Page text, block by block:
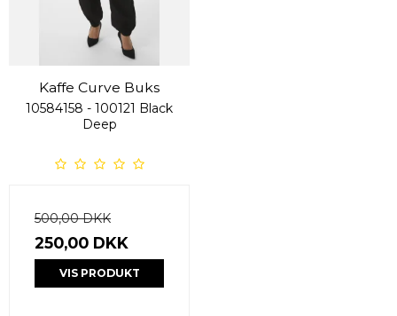
Kaffe Curve Buks
10584158 - 100121 Black
Deep
500,00 DKK
250,00 DKK
VIS PRODUKT